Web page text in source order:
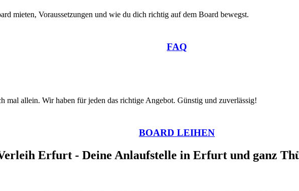
mieten, Voraussetzungen und wie du dich richtig auf dem Board bewegst.
FAQ
mal allein. Wir haben für jeden das richtige Angebot. Günstig und zuverlässig!
BOARD LEIHEN
Erfurt - Deine Anlaufstelle in Erfurt und ganz